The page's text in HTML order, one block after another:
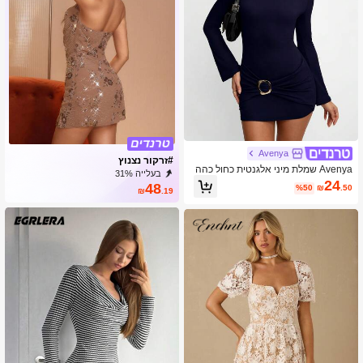
Avenya
Avenya שמלת מיני אלגנטית כחול כהה
לסתיו, עיטור מתכת בטלאי מקומט, לבליי
אאוט לילה, סגנון אלגנטי חם Y2K רחוב,
₪24.50
%50
#זרקור נצנוץ
בעלייה 31%
₪48.19